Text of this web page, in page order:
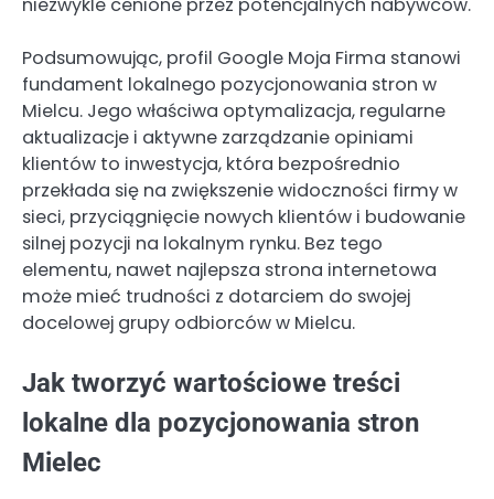
Podsumowując, profil Google Moja Firma stanowi
fundament lokalnego pozycjonowania stron w
Mielcu. Jego właściwa optymalizacja, regularne
aktualizacje i aktywne zarządzanie opiniami
klientów to inwestycja, która bezpośrednio
przekłada się na zwiększenie widoczności firmy w
sieci, przyciągnięcie nowych klientów i budowanie
silnej pozycji na lokalnym rynku. Bez tego
elementu, nawet najlepsza strona internetowa
może mieć trudności z dotarciem do swojej
docelowej grupy odbiorców w Mielcu.
Jak tworzyć wartościowe treści
lokalne dla pozycjonowania stron
Mielec